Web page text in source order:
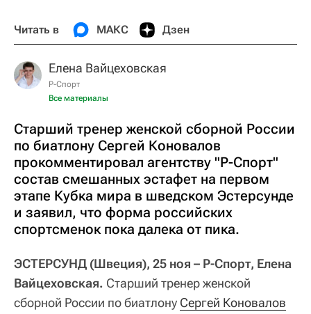
Читать в МАКС Дзен
Елена Вайцеховская
Р-Спорт
Все материалы
Старший тренер женской сборной России
по биатлону Сергей Коновалов
прокомментировал агентству "Р-Спорт"
состав смешанных эстафет на первом
этапе Кубка мира в шведском Эстерсунде
и заявил, что форма российских
спортсменок пока далека от пика.
ЭСТЕРСУНД (Швеция), 25 ноя – Р-Спорт, Елена
Вайцеховская. Старший тренер женской
сборной России по биатлону Сергей Коновалов